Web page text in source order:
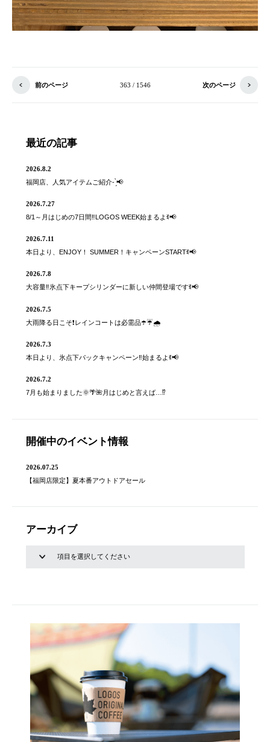
前のページ 363 / 1546 次のページ
最近の記事
2026.8.2
福岡店、人気アイテムご紹介- ̗̀📢
2026.7.27
8/1～月はじめの7日間‼️LOGOS WEEK始まるよꉂ📢
2026.7.11
本日より、ENJOY！ SUMMER！キャンペーンSTARTꉂ📢
2026.7.8
大容量‼️氷点下キープシリンダーに新しい仲間登場ですꉂ📢
2026.7.5
大雨降る日こそ❗️レインコートは必需品☂️☔️🌧
2026.7.3
本日より、氷点下パックキャンペーン‼️始まるよꉂ📢
2026.7.2
7月も始まりました🌞🌴🌺月はじめと言えば…⁉️
開催中のイベント情報
2026.07.25
【福岡店限定】夏本番アウトドアセール
アーカイブ